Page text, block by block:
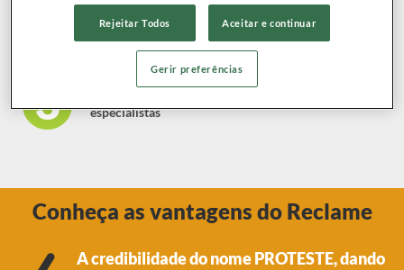
especialistas
Conheça as vantagens do Reclame
A credibilidade do nome PROTESTE, dando
Rejeitar Todos Aceitar e continuar
Gerir preferências